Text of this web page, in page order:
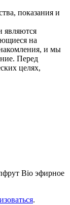
показания и
являются
на
и мы
Перед
целях,
Bio эфирное
.